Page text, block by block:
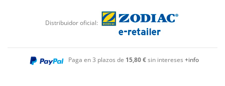
Distribuidor oficial:
Paga en 3 plazos de 15,80 €sin intereses +info